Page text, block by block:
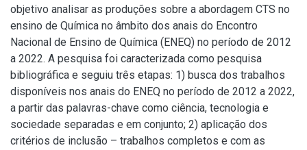
objetivo analisar as produções sobre a abordagem CTS no
ensino de Química no âmbito dos anais do Encontro
Nacional de Ensino de Química (ENEQ) no período de 2012
a 2022. A pesquisa foi caracterizada como pesquisa
bibliográfica e seguiu três etapas: 1) busca dos trabalhos
disponíveis nos anais do ENEQ no período de 2012 a 2022,
a partir das palavras-chave como ciência, tecnologia e
sociedade separadas e em conjunto; 2) aplicação dos
critérios de inclusão – trabalhos completos e com as